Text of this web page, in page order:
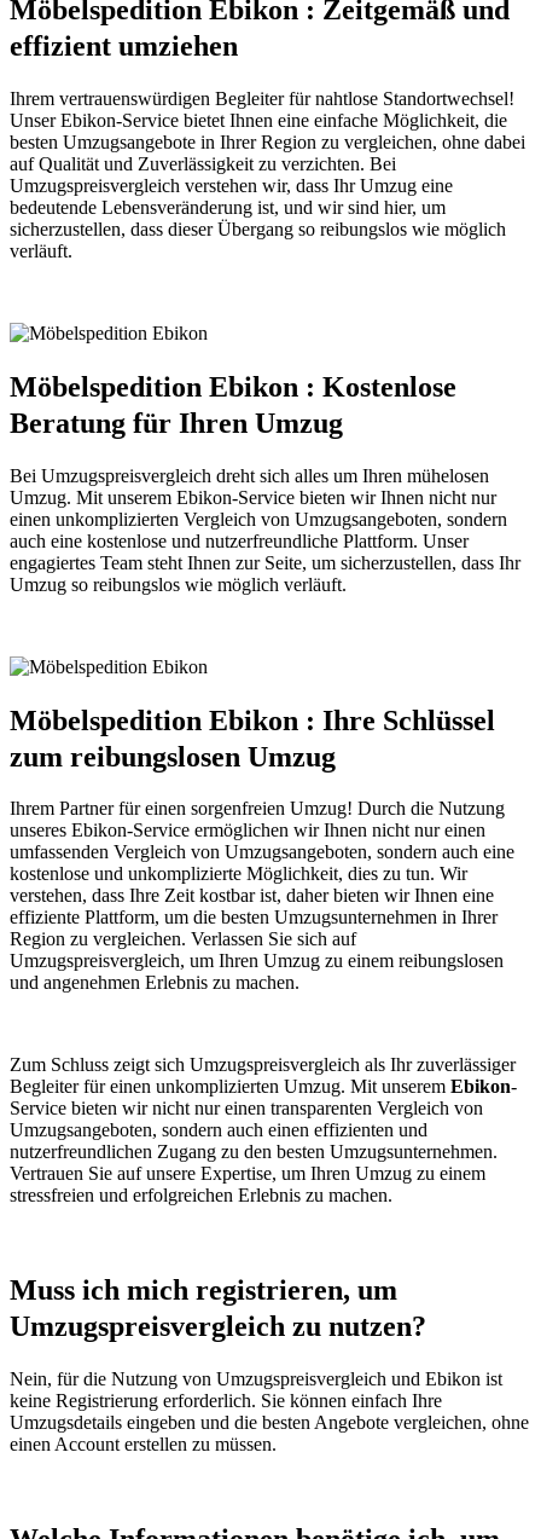
Möbelspedition Ebikon : Zeitgemäß und
effizient umziehen
Ihrem vertrauenswürdigen Begleiter für nahtlose Standortwechsel!
Unser Ebikon-Service bietet Ihnen eine einfache Möglichkeit, die
besten Umzugsangebote in Ihrer Region zu vergleichen, ohne dabei
auf Qualität und Zuverlässigkeit zu verzichten. Bei
Umzugspreisvergleich verstehen wir, dass Ihr Umzug eine
bedeutende Lebensveränderung ist, und wir sind hier, um
sicherzustellen, dass dieser Übergang so reibungslos wie möglich
verläuft.
Möbelspedition Ebikon : Kostenlose
Beratung für Ihren Umzug
Bei Umzugspreisvergleich dreht sich alles um Ihren mühelosen
Umzug. Mit unserem Ebikon-Service bieten wir Ihnen nicht nur
einen unkomplizierten Vergleich von Umzugsangeboten, sondern
auch eine kostenlose und nutzerfreundliche Plattform. Unser
engagiertes Team steht Ihnen zur Seite, um sicherzustellen, dass Ihr
Umzug so reibungslos wie möglich verläuft.
Möbelspedition Ebikon : Ihre Schlüssel
zum reibungslosen Umzug
Ihrem Partner für einen sorgenfreien Umzug! Durch die Nutzung
unseres Ebikon-Service ermöglichen wir Ihnen nicht nur einen
umfassenden Vergleich von Umzugsangeboten, sondern auch eine
kostenlose und unkomplizierte Möglichkeit, dies zu tun. Wir
verstehen, dass Ihre Zeit kostbar ist, daher bieten wir Ihnen eine
effiziente Plattform, um die besten Umzugsunternehmen in Ihrer
Region zu vergleichen. Verlassen Sie sich auf
Umzugspreisvergleich, um Ihren Umzug zu einem reibungslosen
und angenehmen Erlebnis zu machen.
Zum Schluss zeigt sich Umzugspreisvergleich als Ihr zuverlässiger
Begleiter für einen unkomplizierten Umzug. Mit unserem Ebikon-
Service bieten wir nicht nur einen transparenten Vergleich von
Umzugsangeboten, sondern auch einen effizienten und
nutzerfreundlichen Zugang zu den besten Umzugsunternehmen.
Vertrauen Sie auf unsere Expertise, um Ihren Umzug zu einem
stressfreien und erfolgreichen Erlebnis zu machen.
Muss ich mich registrieren, um
Umzugspreisvergleich zu nutzen?
Nein, für die Nutzung von Umzugspreisvergleich und Ebikon ist
keine Registrierung erforderlich. Sie können einfach Ihre
Umzugsdetails eingeben und die besten Angebote vergleichen, ohne
einen Account erstellen zu müssen.